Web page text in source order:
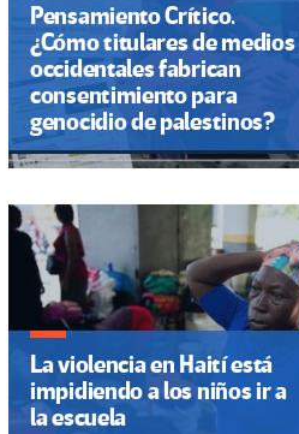
Pensamiento Crítico.
¿Cómo titulares de medios
occidentales fabrican
consentimiento para
genocidio de palestinos?
La violencia en Haití está
impidiendo a los niños ir a
la escuela